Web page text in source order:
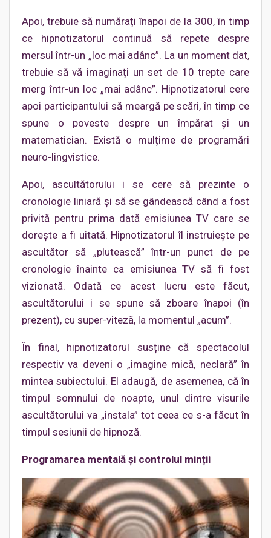
Apoi, trebuie să numărați înapoi de la 300, în timp
ce hipnotizatorul continuă să repete despre
mersul într-un „loc mai adânc”. La un moment dat,
trebuie să vă imaginați un set de 10 trepte care
merg într-un loc „mai adânc”. Hipnotizatorul cere
apoi participantului să meargă pe scări, în timp ce
spune o poveste despre un împărat și un
matematician. Există o mulțime de programări
neuro-lingvistice.
Apoi, ascultătorului i se cere să prezinte o
cronologie liniară și să se gândească când a fost
privită pentru prima dată emisiunea TV care se
dorește a fi uitată. Hipnotizatorul îl instruiește pe
ascultător să „plutească” într-un punct de pe
cronologie înainte ca emisiunea TV să fi fost
vizionată. Odată ce acest lucru este făcut,
ascultătorului i se spune să zboare înapoi (în
prezent), cu super-viteză, la momentul „acum”.
În final, hipnotizatorul susține că spectacolul
respectiv va deveni o „imagine mică, neclară” în
mintea subiectului. El adaugă, de asemenea, că în
timpul somnului de noapte, unul dintre visurile
ascultătorului va „instala” tot ceea ce s-a făcut în
timpul sesiunii de hipnoză.
Programarea mentală și controlul minții